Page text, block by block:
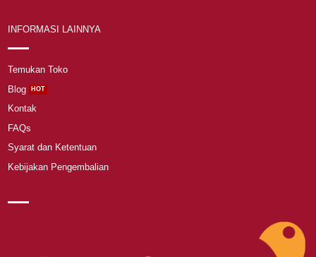
INFORMASI LAINNYA
Temukan Toko
Blog
Kontak
FAQs
Syarat dan Ketentuan
Kebijakan Pengembalian